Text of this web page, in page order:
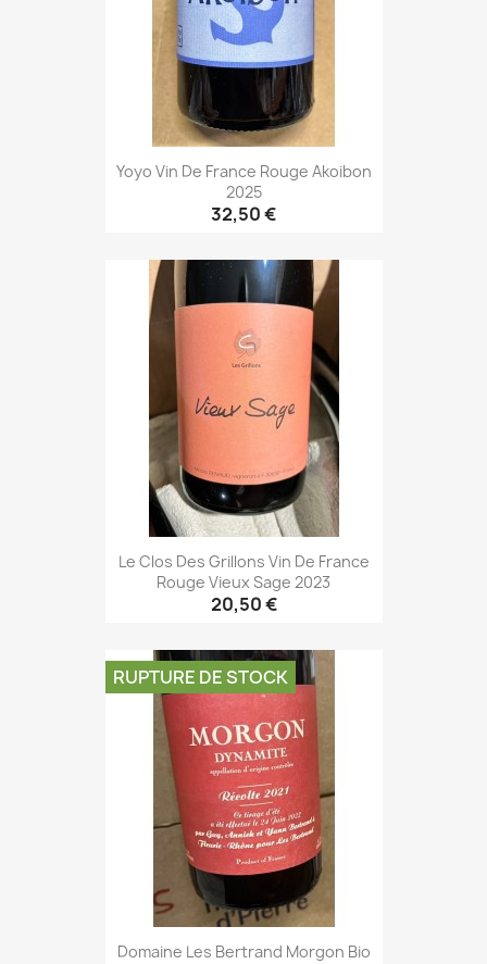
Yoyo Vin De France Rouge Akoibon
2025
32,50 €
Le Clos Des Grillons Vin De France
Rouge Vieux Sage 2023
20,50 €
Domaine Les Bertrand Morgon Bio
RUPTURE DE STOCK